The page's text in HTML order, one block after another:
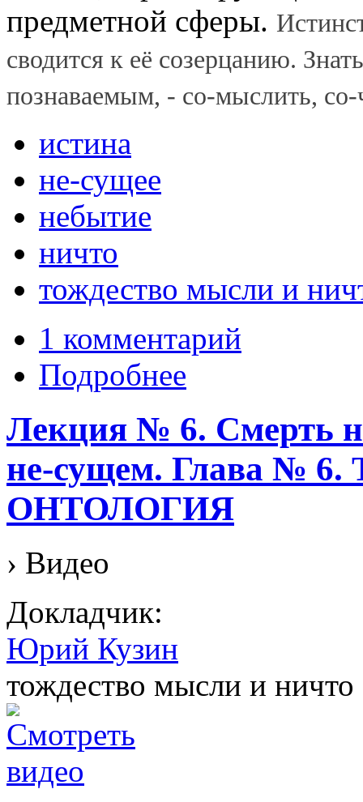
предметной сферы.
сводится к её созерцанию.
познаваемым, - со-мыслить, со-
истина
не-сущее
небытие
ничто
тождество мысли и
1 комментарий
Подробнее
Лекция № 6. Смерть
не-сущем. Глава №
ОНТОЛОГИЯ
› Видео
Докладчик:
Юрий Кузин
тождество мысли и ничто